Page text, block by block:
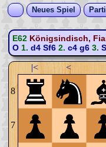
Neues Spiel
E62 Königsindisch,
O1. d4 Sf62. c4 g63.
|< <
8
7